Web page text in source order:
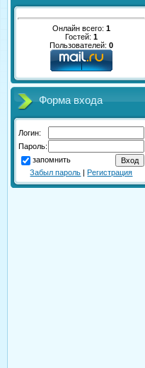
Онлайн всего: 1
Гостей: 1
Пользователей: 0
Форма входа
Логин:
Пароль:
запомнить
Забыл пароль |Регистрация